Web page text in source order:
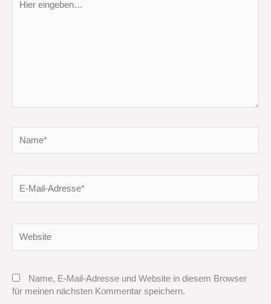
eingeben…
Mail-
Name, E-Mail-Adresse und Website in diesem Browser
für meinen nächsten Kommentar speichern.